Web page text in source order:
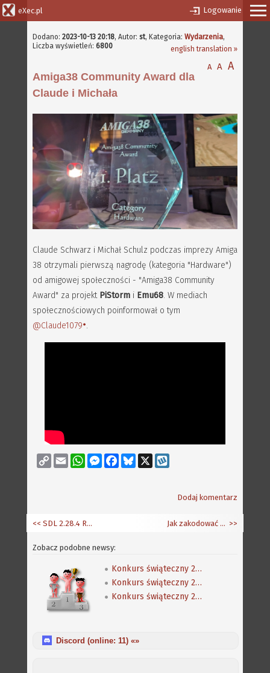
eXec.pl Logowanie
Dodano: 2023-10-13 20:18, Autor: st, Kategoria: Wydarzenia,
Liczba wyświetleń: 6800 english translation »
A A A
Amiga38 Community Award dla
Claude i Michała
Claude Schwarz i Michał Schulz podczas imprezy Amiga
38 otrzymali pierwszą nagrodę (kategoria "Hardware")
od amigowej społeczności - "Amiga38 Community
Award" za projekt PiStorm i Emu68. W mediach
społecznościowych poinformował o tym
@Claude1079 .
Copy
Link
Email WhatsAppMessenger
FacebookBluesky
Dodaj komentarz
Jak zakodować efekt "X-Rotator" >>
<< SDL 2.28.4 Release Candidate 1
Zobacz podobne newsy:
Konkurs świąteczny 2017 - wyniki
Konkurs świąteczny 2016 - wyniki
Konkurs świąteczny 2015 - wyniki
Discord (online: 11) «»